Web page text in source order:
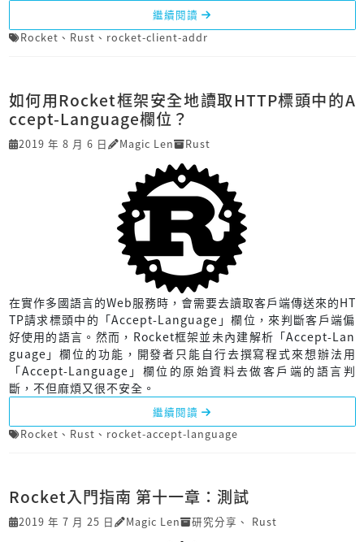
繼續閱讀
Rocket 、 Rust 、 rocket-client-addr
如何用Rocket框架安全地讀取HTTP標頭中的A
ccept-Language欄位？
2019 年 8 月 6 日 Magic Len Rust
在實作多國語言的Web服務時，會需要去讀取客戶端傳送來的HT
TP請求標頭中的「Accept-Language」欄位，來判斷客戶端偏
好使用的語言。然而，Rocket框架並未內建解析「Accept-Lan
guage」欄位的功能，開發者只能自行去撰寫程式來想辦法用
「Accept-Language」欄位的原始資料去做客戶端的語言判
斷，不但麻煩又很不安全。
繼續閱讀
Rocket 、 Rust 、 rocket-accept-language
Rocket入門指南 第十一章：測試
2019 年 7 月 25 日 Magic Len 研究分享 、 Rust